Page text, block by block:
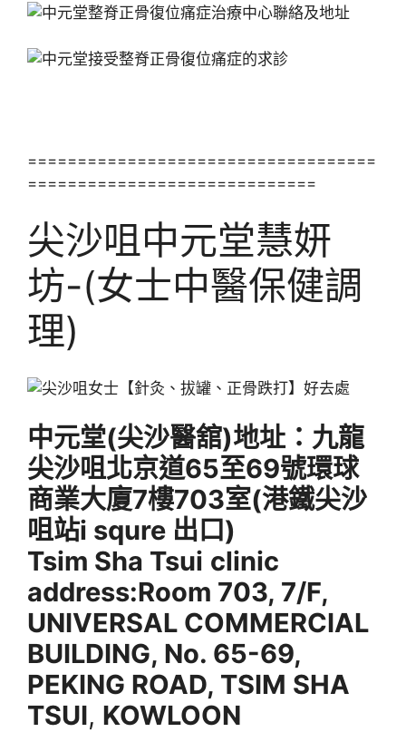
===================================
=============================
尖沙咀中元堂慧妍
坊-(女士中醫保健調
理)
中元堂(尖沙醫舘)地址 ：九龍
尖沙咀北京道65至69號環球
商業大廈7樓703室(港鐵尖沙
咀站i squre 出口)
Tsim Sha Tsui clinic
address:Room 703, 7/F,
UNIVERSAL COMMERCIAL
BUILDING, No. 65-69,
PEKING ROAD, TSIM SHA
TSUI, KOWLOON